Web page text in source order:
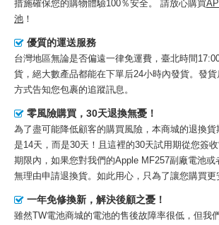
措施確保您的購物體驗100％安全。 請放心購買
池 ！
優質的運送服務
台灣地區無論是否偏遠一律免運費，臺北時間
貨，絕大數產品都能在下單后24小時內發貨。發
方式告知您包裹的追蹤訊息。
零風險購買，30天退換無憂！
為了盡可能降低顧客的購買風險，本商城的退換貨
是14天，而是30天！且這裡的30天試用期從您簽
期限內，如果您對我們的Apple MF257副廠電池或
無理由申請退換貨。如此用心，只為了讓您購買更
一年免修換新，解決後顧之憂！
雖然TW電池商城的電池的售後故障率很低，但我